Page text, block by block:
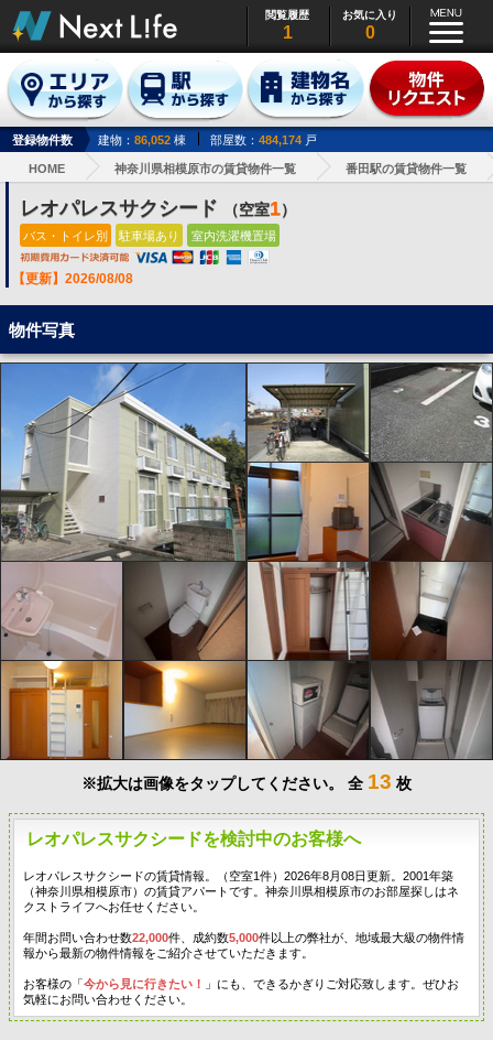
閲覧履歴
1
お気に入り
0
登録物件数 建物： 86,052 棟 部屋数： 484,174 戸
HOME 神奈川県相模原市の賃貸物件一覧 番田駅の賃貸物件一覧
レオパレスサクシード （空室1）
バス・トイレ別 駐車場あり 室内洗濯機置場
【更新】2026/08/08
物件写真
※拡大は画像をタップしてください。 全 13 枚
レオパレスサクシードを検討中のお客様へ
レオパレスサクシードの賃貸情報。（空室1件）2026年8月08日更新。2001年築
（神奈川県相模原市）の賃貸アパートです。神奈川県相模原市のお部屋探しはネ
クストライフへお任せください。
年間お問い合わせ数22,000件、成約数5,000件以上の弊社が、地域最大級の物件情
報から最新の物件情報をご紹介させていただきます。
お客様の「今から見に行きたい！
」にも、できるかぎりご対応致します。ぜひお
気軽にお問い合わせください。